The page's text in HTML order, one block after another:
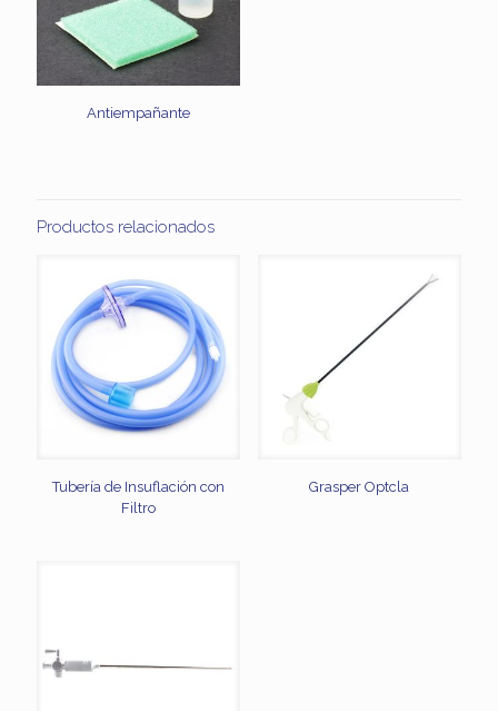
Antiempañante
Productos relacionados
Tubería de Insuflación con
Filtro
Grasper Optcla